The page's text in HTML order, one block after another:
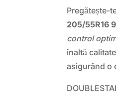
Pregătește-
205/55R16
control
înaltă
asigurând o